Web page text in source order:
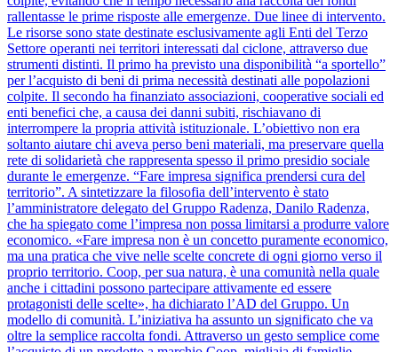
rallentasse le prime risposte alle emergenze. Due linee di intervento.
Le risorse sono state destinate esclusivamente agli Enti del Terzo
Settore operanti nei territori interessati dal ciclone, attraverso due
strumenti distinti. Il primo ha previsto una disponibilità “a sportello”
per l’acquisto di beni di prima necessità destinati alle popolazioni
colpite. Il secondo ha finanziato associazioni, cooperative sociali ed
enti benefici che, a causa dei danni subiti, rischiavano di
interrompere la propria attività istituzionale. L’obiettivo non era
soltanto aiutare chi aveva perso beni materiali, ma preservare quella
rete di solidarietà che rappresenta spesso il primo presidio sociale
durante le emergenze. “Fare impresa significa prendersi cura del
territorio”. A sintetizzare la filosofia dell’intervento è stato
l’amministratore delegato del Gruppo Radenza, Danilo Radenza,
che ha spiegato come l’impresa non possa limitarsi a produrre valore
economico. «Fare impresa non è un concetto puramente economico,
ma una pratica che vive nelle scelte concrete di ogni giorno verso il
proprio territorio. Coop, per sua natura, è una comunità nella quale
anche i cittadini possono partecipare attivamente ed essere
protagonisti delle scelte», ha dichiarato l’AD del Gruppo. Un
modello di comunità. L’iniziativa ha assunto un significato che va
oltre la semplice raccolta fondi. Attraverso un gesto semplice come